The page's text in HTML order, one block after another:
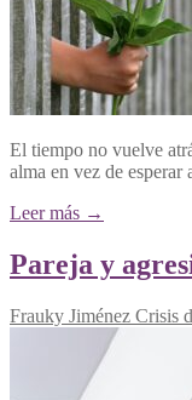
El tiempo no vuelve
alma en vez de
Leer más →
Pareja y
Frauky Jiménez Crisis